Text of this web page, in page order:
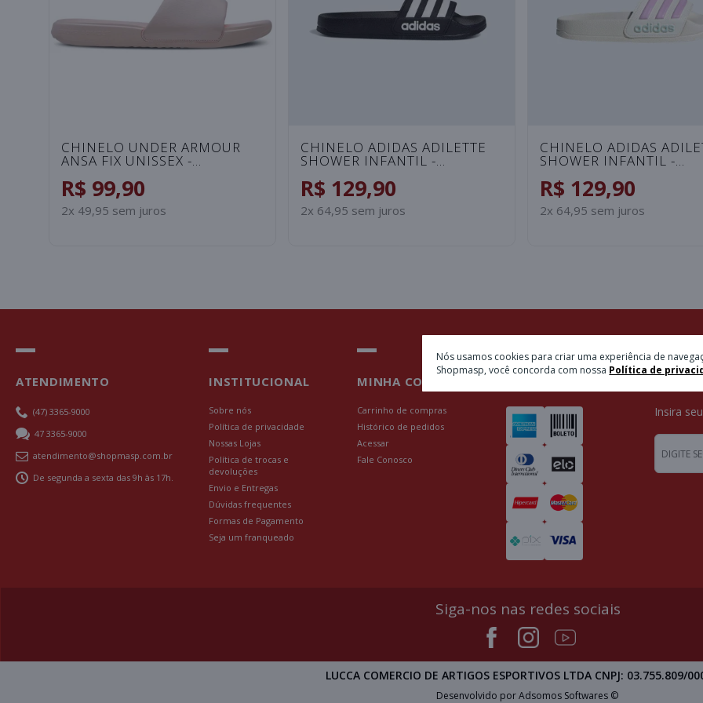
CHINELO NIKE BENASSI JDI
PRINT FEMININO - BRANCO
R$ 149,90
3x 49,97 sem juros
CHINELO PUMA LEADCAT -
ROSA/BRANCO
R$ 129,90
2x 64,95 sem juros
CHINELO PUMA
PATENT FEMININO -
R$ 129,90
2x 64,95 sem juros
Nós usamos cookies para criar uma experiência de
Shopmasp, você concorda com nossa Política de
ATENDIMENTO
(47) 3365-9000
47 3365-9000
atendimento@shopmasp.com.br
De segunda a sexta das 9h às 17h.
INSTITUCIONAL
Sobre nós
Política de privacidade
Nossas Lojas
Política de trocas e
devoluções
Envio e Entregas
Dúvidas frequentes
Formas de Pagamento
Seja um franqueado
MINHA CONTA
Carrinho de compras
Histórico de pedidos
Acessar
Fale Conosco
Insira
Siga-nos nas redes sociais
LUCCA COMERCIO DE ARTIGOS ESPORTIVOS LTDA CNPJ: 03.755.809/
Desenvolvido por Adsomos Softwares ©